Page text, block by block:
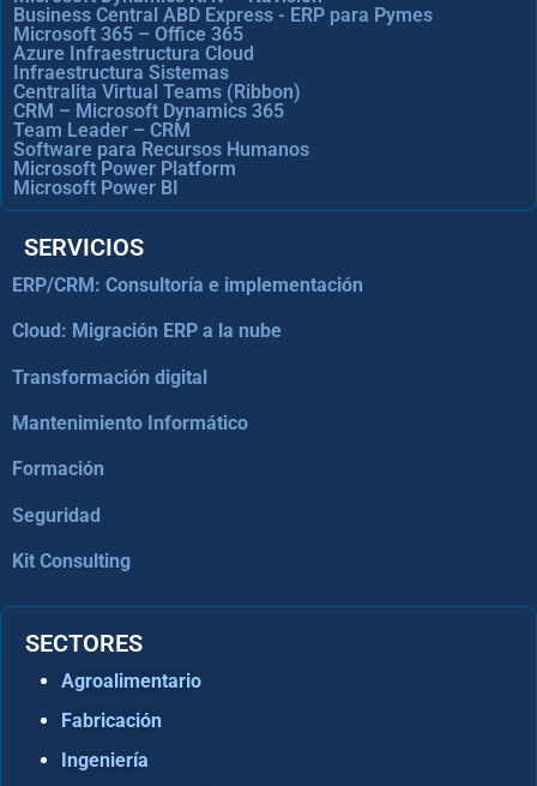
Business Central ABD Express - ERP para Pymes
Microsoft 365 – Office 365
Azure Infraestructura Cloud
Infraestructura Sistemas
Centralita Virtual Teams (Ribbon)
CRM – Microsoft Dynamics 365
Team Leader – CRM
Software para Recursos Humanos
Microsoft Power Platform
Microsoft Power BI
SERVICIOS
ERP/CRM: Consultoría e implementación
Cloud: Migración ERP a la nube
Transformación digital
Mantenimiento Informático
Formación
Seguridad
Kit Consulting
SECTORES
Agroalimentario
Fabricación
Ingeniería